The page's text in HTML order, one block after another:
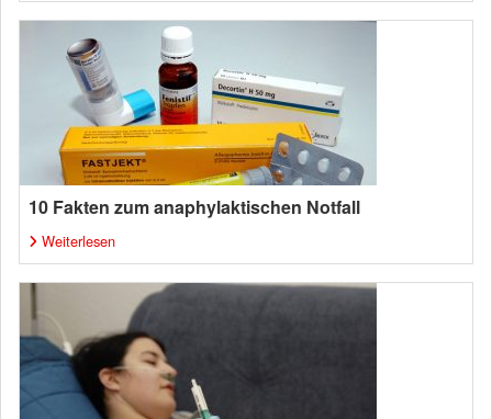
10 Fakten zum anaphylaktischen Notfall
Weiterlesen